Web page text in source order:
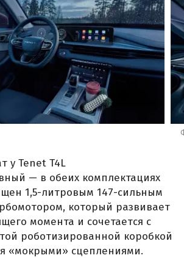
у Tenet T4L
— в обеих комплектациях
1,5-литровым 147-сильным
который развивает
момента и сочетается с
роботизированной коробкой
«мокрыми» сцеплениями.